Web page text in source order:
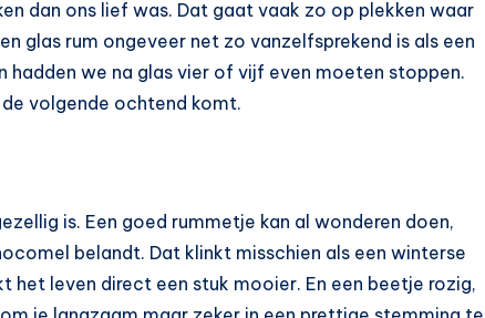
dan ons lief was. Dat gaat vaak zo op plekken waar
glas rum ongeveer net zo vanzelfsprekend is als een
hadden we na glas vier of vijf even moeten stoppen.
volgende ochtend komt.
is. Een goed rummetje kan al wonderen doen,
belandt. Dat klinkt misschien als een winterse
het leven direct een stuk mooier. En een beetje rozig,